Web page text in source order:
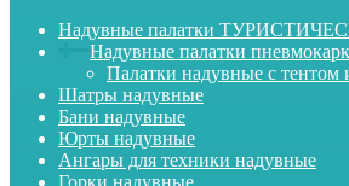
Надувные палатки
Надувные палатки
Палатки надувные с
Шатры надувные
Бани надувные
Юрты надувные
Ангары для техники надувные
Горки надувные